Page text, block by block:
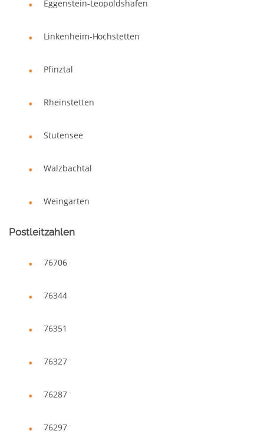
Eggenstein-Leopoldshafen
Linkenheim-Hochstetten
Pfinztal
Rheinstetten
Stutensee
Walzbachtal
Weingarten
Postleitzahlen
76706
76344
76351
76327
76287
76297